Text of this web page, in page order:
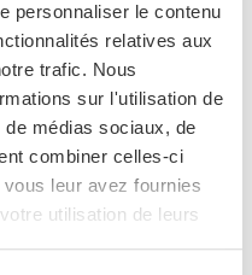
personnaliser le contenu
relatives aux
trafic. Nous
sur l'utilisation de
médias sociaux, de
combiner celles-ci
leur avez fournies
utilisation de leurs
Par
pratiquée dans la
le moment où la
minimale, ce qui
son habitude.
sommeil